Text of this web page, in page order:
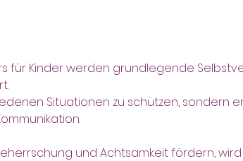
für Kinder werden grundlegende
Situationen zu schützen, sondern